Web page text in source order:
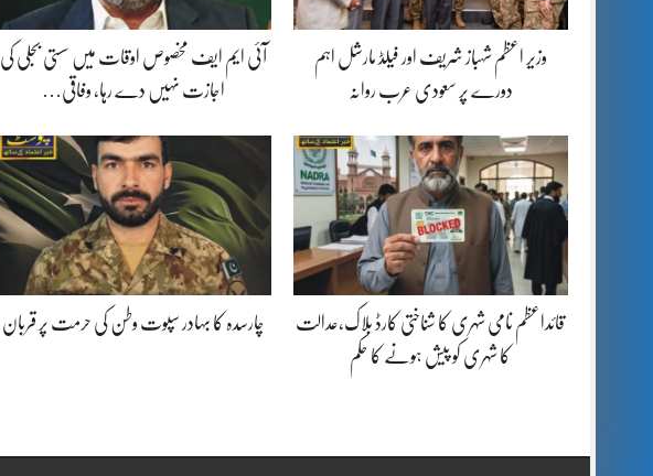
وزیر اعظم شہباز شریف اور فیلڈ مارشل اہم
دورے پر سعودی عرب روانہ
آئی ایم ایف مخصوص اوقات میں سستی بجلی کی
اجازت نہیں دے رہا، وفاقی…
قائداعظم نامی شہری کا شناختی کارڈ بلاک،عدالت
کا شہری کو پیش ہونے کا حکم
چارسدہ کا بہادر سپوت وطن کی حرمت پر قربان